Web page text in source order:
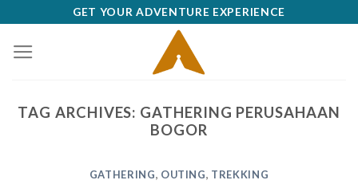
content
GET YOUR ADVENTURE EXPERIENCE
TAG ARCHIVES: GATHERING PERUSAHAAN
BOGOR
GATHERING, OUTING, TREKKING